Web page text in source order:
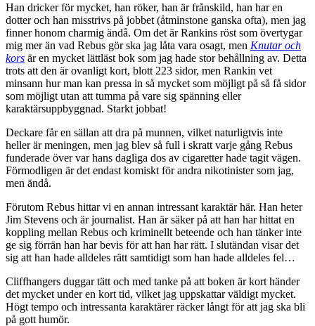
Han dricker för mycket, han röker, han är frånskild, han har en
dotter och han misstrivs på jobbet (åtminstone ganska ofta), men jag
finner honom charmig ändå. Om det är Rankins röst som övertygar
mig mer än vad Rebus gör ska jag låta vara osagt, men Knutar och
kors är en mycket lättläst bok som jag hade stor behållning av. Detta
trots att den är ovanligt kort, blott 223 sidor, men Rankin vet
minsann hur man kan pressa in så mycket som möjligt på så få sidor
som möjligt utan att tumma på vare sig spänning eller
karaktärsuppbyggnad. Starkt jobbat!
Deckare får en sällan att dra på munnen, vilket naturligtvis inte
heller är meningen, men jag blev så full i skratt varje gång Rebus
funderade över var hans dagliga dos av cigaretter hade tagit vägen.
Förmodligen är det endast komiskt för andra nikotinister som jag,
men ändå.
Förutom Rebus hittar vi en annan intressant karaktär här. Han heter
Jim Stevens och är journalist. Han är säker på att han har hittat en
koppling mellan Rebus och kriminellt beteende och han tänker inte
ge sig förrän han har bevis för att han har rätt. I slutändan visar det
sig att han hade alldeles rätt samtidigt som han hade alldeles fel…
Cliffhangers duggar tätt och med tanke på att boken är kort händer
det mycket under en kort tid, vilket jag uppskattar väldigt mycket.
Högt tempo och intressanta karaktärer räcker långt för att jag ska bli
på gott humör.